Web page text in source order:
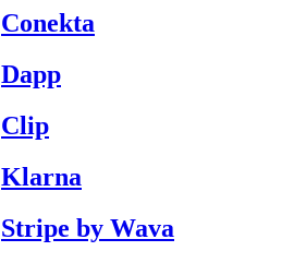
Conekta
Dapp
Clip
Klarna
Stripe by Wava